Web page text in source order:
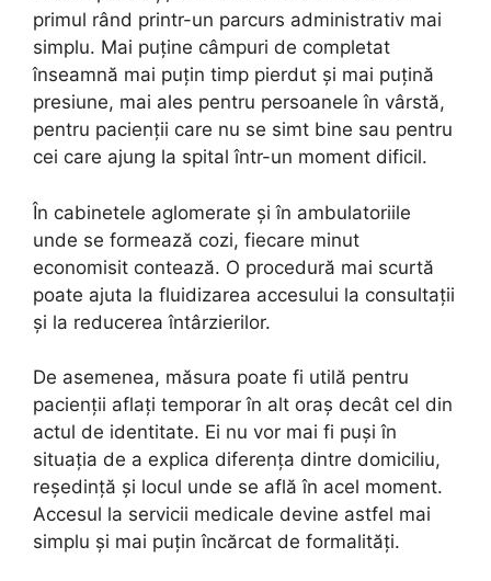
primul rând printr-un parcurs administrativ mai
simplu. Mai puține câmpuri de completat
înseamnă mai puțin timp pierdut și mai puțină
presiune, mai ales pentru persoanele în vârstă,
pentru pacienții care nu se simt bine sau pentru
cei care ajung la spital într-un moment dificil.
În cabinetele aglomerate și în ambulatoriile
unde se formează cozi, fiecare minut
economisit contează. O procedură mai scurtă
poate ajuta la fluidizarea accesului la consultații
și la reducerea întârzierilor.
De asemenea, măsura poate fi utilă pentru
pacienții aflați temporar în alt oraș decât cel din
actul de identitate. Ei nu vor mai fi puși în
situația de a explica diferența dintre domiciliu,
reședință și locul unde se află în acel moment.
Accesul la servicii medicale devine astfel mai
simplu și mai puțin încărcat de formalități.